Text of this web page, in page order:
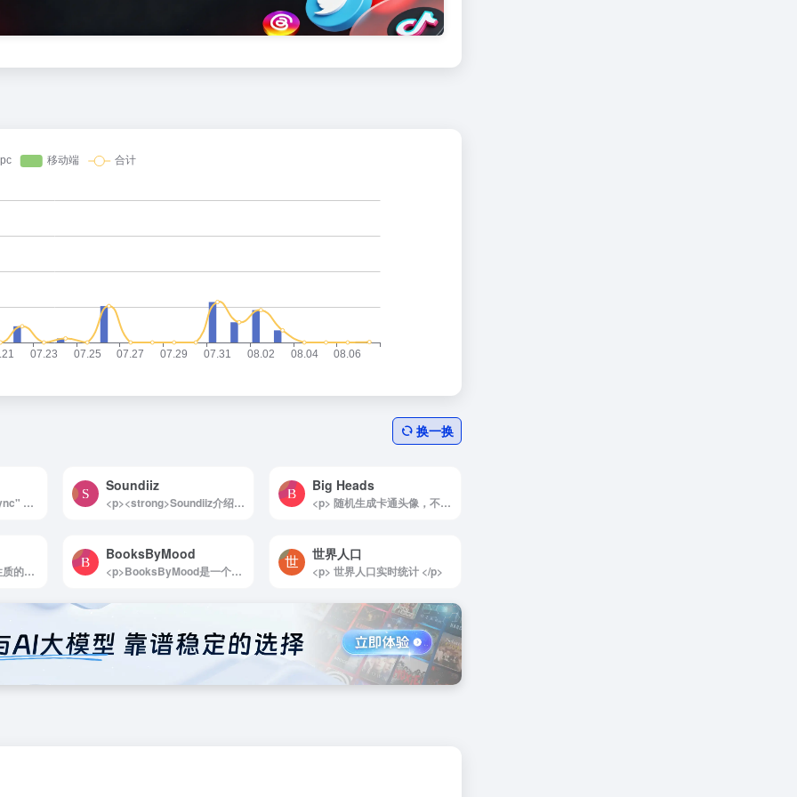
换一换
<img decoding="async" data-src="//www.40000.net/wp-content/uploads/2024/12/20241215075424-675e8b300911c.webp" src="https://www.40000.net/wp-content/themes/onenav/images/t.png" alt="一千小时"><p>一千小时是李笑来的一本开源书籍，曾通过他的官方网站和各种平台发布，后来有网友整理并上传了该书的 PDF 和 EPUB 格式电子书版本，提供了通过夸克网盘等途径下载。李笑来在书中提出，通过1000个小时的专注和努力，任何技能都可以掌握。他强调，真正的努力并非简单的辛苦，而是通过短时间内的高频重复和持续投入，逐渐积累出深厚的能力和经验。</p><p>李笑来通过这本书分享了他对于专注、时间管理和技能培养的独到见解，强调“努力”并非一味的辛苦，而是高效且有针对性地进行大量重复练习。他认为，无论是学业、事业还是兴趣爱好，通过将注意力集中在某一项技能上，坚持1000小时的时间，你就能获得显著的进步和突破。</p><p>该书的核心思想是时间和专注力的力量，倡导用足够的时间和专注去反复练习，从而获得任何技能的掌握。对于那些希望提升自我、强化某项技能的人来说，这本书提供了一个清晰的路径，帮助读者理解如何将时间投入到有价值的事情上，最终实现个人的成长和进步。</p><p><strong>特色功能</strong></p><p>你能想到的，只要是对学习有帮助的功能，我们都实现了。</p><p>音频可视化跟读：导入的音频，我们会进行解析，提供可视化跟读</p><p>视频可视化跟读：既然音频可以跟读，视频当然也可以</p><p>文章阅读：导入各类外语文章，进行解析阅读</p><p>AI 自然对话：最称职的人工智能外语陪练</p><p>重温笔记：学习遇到难点？先添加笔记，再巩固复习</p><p>词典助记：学习遇到生词？添加到生词本，再巩固复习</p><p>社区竞赛：每日、每周、每月都有人跟你一起学习进步</p>
Soundiiz
<p><strong>Soundiiz介绍</strong></p><p>Soundiiz是一款强大的工具，旨在帮助用户轻松转移他们的播放列表和音乐收藏。作为最可靠、最快速的跨音乐服务音乐收藏重建解决方案，Soundiiz使得在不同音乐平台之间转换播放列表和收藏夹变得简单而高效。无论您是想将Apple Music中的播放列表导入到Spotify、TIDAL、YouTube Music、Deezer等平台，Soundiiz都能为您提供无缝的迁移体验。</p><img decoding="async" data-src="//www.40000.net/wp-content/uploads/2024/12/20241215075515-675e8b63e9828.webp" src="https://www.40000.net/wp-content/themes/onenav/images/t.png" alt="Soundiiz"><p><strong>Soundiiz的主要功能</strong></p><p>1. 转移</p><p>Soundiiz支持在所有主流流媒体服务之间转移播放列表、专辑、艺术家或单曲。用户只需简单的操作，就能将自己在一个平台上创建的音乐收藏迁移到另一个平台，确保不会错过任何喜爱的音乐。</p><p>2. 同步</p><p>该工具还提供自动同步功能，能够在不同流媒体平台之间保持播放列表的实时更新。无论您在某个平台上添加了新歌曲，Soundiiz都会自动将这些更改同步到其他平台，确保您的音乐体验始终保持一致。</p><p>3. Smartlink</p><p>Soundiiz允许用户使用精美的Smartlink来推广他们的播放列表和音乐作品。通过这种方式，您可以轻松分享您的音乐收藏，吸引更多的听众关注您的创作。</p><p>4. 播放列表AI</p><p>利用人工智能技术，Soundiiz能够根据用户提供的简单文本或选择的情绪、流派和年份生成个性化的播放列表。这一功能不仅节省了用户的时间，还能帮助他们发现新的音乐，丰富他们的听歌体验。</p><p>常见问题解答</p><p>Soundiiz如何运作？</p><p>在将播放列表转移到目标平台时，Soundiiz会利用音乐服务的元数据尽可能匹配您的播放列表、歌曲、艺术家和专辑。这意味着如果目标平台的目录中不存在某些歌曲，Soundiiz将无法转移这些歌曲。</p><p>Soundiiz安全吗？</p><p>Soundiiz在转移您的音乐库时遵循最高的数据保护标准，确保用户的信息安全。Soundiiz完全符合《通用数据保护条例》的要求，您的用户ID、用户名和音乐库内容等信息都将得到妥善保护。</p><p>Soundiiz会从源平台中移除我的播放列表和收藏夹吗？</p><p>不会！在进行转移时，Soundiiz仅会尽可能地将您的播放列表和收藏夹复制到新平台，而不会更新或删除源平台上的任何内容。您可以放心使用，您的原始音乐收藏将始终保留在源平台上。</p><p>总之，Soundiiz为音乐爱好者提供了一个高效、安全的解决方案，使得在不同流媒体平台之间管理和迁移音乐收藏变得轻而易举。无论您是想要更换平台，还是希望与朋友分享音乐，Soundiiz都能满足您的需求。</p>
Big Heads
<p> 随机生成卡通头像，不用繁琐的操作，就可以在这个网站里随机生成出N多卡通头像，你也可以进一步精雕细琢，创作出属于自己的个性头像！ </p>
<p>诓骗是一个公益性质的网站，旨在通过收集和分享真实案例以及防骗技巧来帮助人们提升识骗防骗的能力。它提供了丰富的反诈信息，包括最新骗局、实用防骗指南、相关法律法规等内容，非常适合想要提升安全意识的用户。这一网站的宗旨是“愿天下无骗”，为用户提供可靠的学习资源，帮助他们避免陷入各种诈骗陷阱。</p><p>详细介绍：</p><p>诓骗致力于构建一个全面的防骗知识平台，通过提供丰富的内容帮助人们提高警惕和自我保护意识。该网站涵盖了多个重要的专栏，内容包括当前社会上常见的骗局、近期新型诈骗风险的曝光、深入的防骗技巧分析，以及针对不同类型诈骗的法律应对指南等。用户可以浏览最新的真实案例，学习如何辨别骗局，获得有关常见诈骗手段的防范建议，还能深入了解相关法律知识以应对可能遇到的纠纷。</p><p>此外，网站在“硬核反诈”栏目中详尽分析了各类骗局的操作手法和识别方法，适合各类人群尤其是易受骗的长者和年轻人学习参考。无论是学习基础的防骗知识，还是想要了解最新的诈骗趋势，这里都可以提供全面的资源支持。通过诓骗 – 小心有骗，用户不仅可以提升自身的防骗能力，也能更好地保护家人和朋友的财产与信息安全。</p><img decoding="async" data-src="//www.40000.net/wp-content/uploads/2024/12/20241215075901-675e8c4511731.webp" src="https://www.40000.net/wp-content/themes/onenav/images/t.png" alt="诓骗">
BooksByMood
<p>BooksByMood是一个创新的在线平台，可以根据用户的心情推荐合适的书籍。无论你是感到疲倦、兴奋、忧伤还是寻找灵感，这个网站都能帮助你找到与当前情绪相匹配的阅读材料。用户只需选择自己的心情，网站便会提供一系列精心挑选的书籍推荐，帮助你在不同的情绪状态下找到最适合的阅读体验。</p><p>例如，当你感到疲倦时，BooksByMood会推荐一些轻松愉快的书籍，帮助你放松心情，恢复活力。每本推荐书籍的平均评分均来自Goodreads，确保所推荐的书籍质量上乘，通常评分在4.09/5以上。这一评分系统使得用户能够更有信心地选择阅读材料，享受高质量的阅读体验。</p><p>BooksByMood的最大亮点在于其用户友好的设计。用户无需注册或登录即可访问网站，简化了使用流程，让每个人都能轻松找到适合自己的书籍。这种无障碍的体验使得BooksByMood成为一个理想的选择，尤其是对于那些希望快速找到好书而不想繁琐注册的读者。</p><p>BooksByMood还鼓励用户分享自己的阅读体验和心情反馈，形成一个互动的社区氛围。用户可以在平台上留下评论，分享他们的感受和推荐，进一步丰富书籍推荐的多样性和深度。</p><p>总而言之，BooksByMood不仅是一个书籍推荐网站，更是一个根据情绪提供个性化阅读建议的平台。它通过简单直观的操作和高质量的书籍推荐，帮助用户在不同的心情下找到合适的阅读伴侣，提升阅读的乐趣和满足感。无论你是书籍爱好者还是偶尔阅读的朋友，BooksByMood都能为你提供独特的阅读体验。</p><img decoding="async" data-src="//www.40000.net/wp-content/uploads/2024/12/20241215075448-675e8b4808d77.webp" src="https://www.40000.net/wp-content/themes/onenav/images/t.png" alt="BooksByMood">
世界人口
<p> 世界人口实时统计 </p>